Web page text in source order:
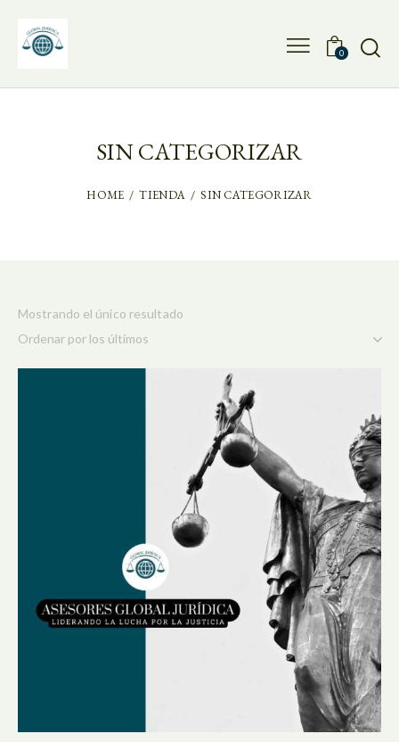
0
SIN CATEGORIZAR
HOME TIENDA SIN CATEGORIZAR
Mostrando el único resultado